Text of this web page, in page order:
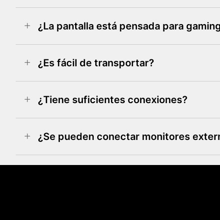
¿La pantalla está pensada para
¿Es fácil de transportar?
¿Tiene suficientes conexiones?
¿Se pueden conectar monitores